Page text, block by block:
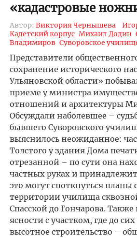
«кадастровые
Автор: Виктория Чернышева
Кадетский корпус Михаил Додин
Владимиров Суворовское
Представители
сохранение исторического
Ульяновской области»
приеме у министра
отношений и архитектуры
Обсуждали наболевшее –
бывшего Суворовского
выяснилось неожиданное:
Толстого у здания Дома
отрезанной – по сути она
частных руках и
это могут споткнуться планы
территории училища
Спасской до Гончарова. Также
ясности с участком, где до
высотное строительство –